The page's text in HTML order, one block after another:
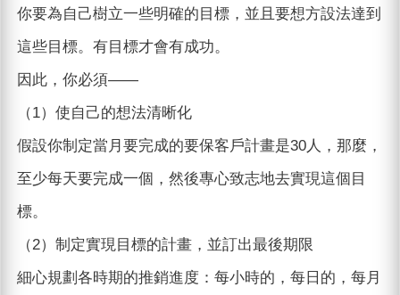
你要為自己樹立一些明確的目標，並且要想方設法達到
這些目標。有目標才會有成功。
因此，你必須——
（1）使自己的想法清晰化
假設你制定當月要完成的要保客戶計畫是30人，那麼，
至少每天要完成一個，然後專心致志地去實現這個目
標。
（2）制定實現目標的計畫，並訂出最後期限
細心規劃各時期的推銷進度：每小時的，每日的，每月